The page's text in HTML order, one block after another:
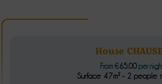
House
From €65.00 per
Surface 47m² - 2 people